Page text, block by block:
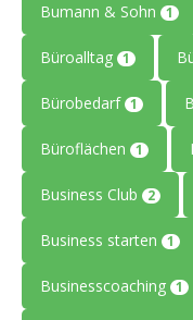
Bumann & Sohn 1
Büroalltag 1
Bürobedarf 1
Büroflächen 1
Business Club 2
Business starten 1
Businesscoaching 1